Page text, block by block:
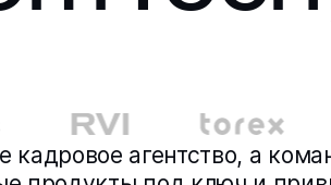
кадровое агентство, а